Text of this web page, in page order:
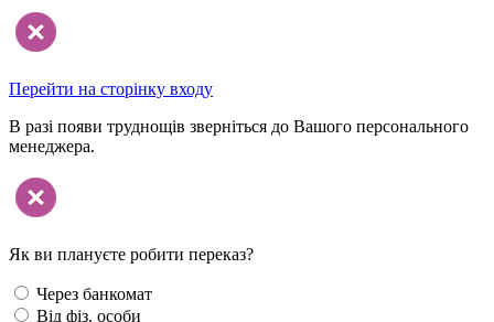
Перейти на сторінку входу
В разі появи труднощів зверніться до Вашого персонального
менеджера.
Як ви плануєте робити переказ?
Через банкомат
Від фіз. особи